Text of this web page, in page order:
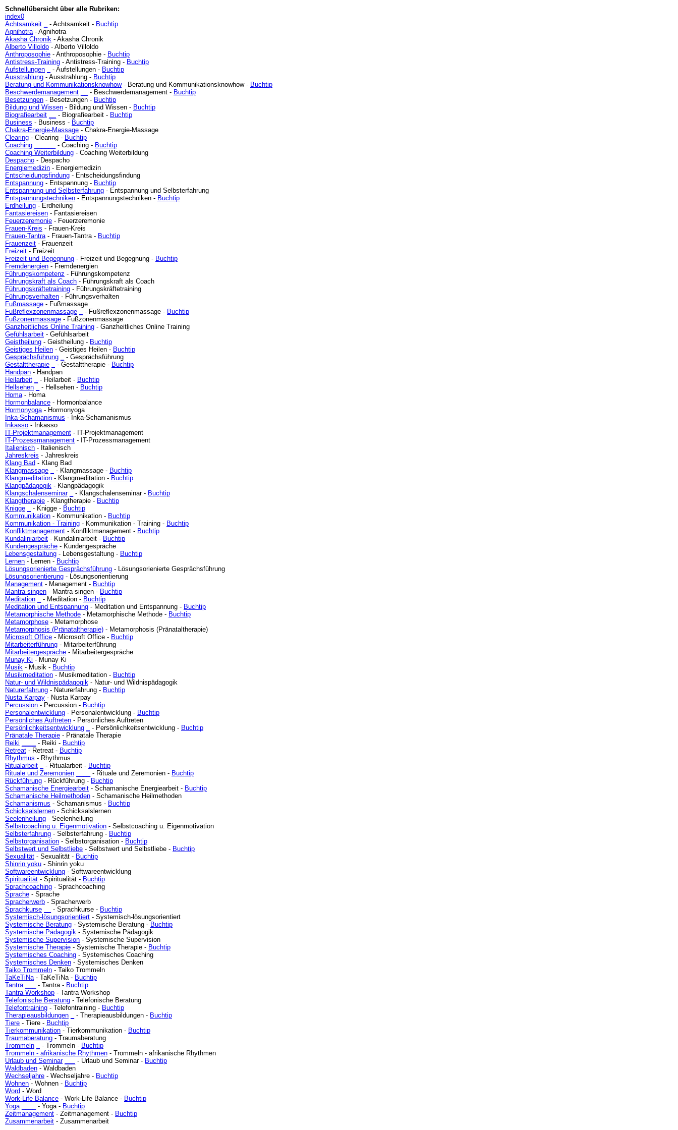
Schnellübersicht über alle Rubriken:
index0
Achtsamkeit
- Achtsamkeit - Buchtip
Agnihotra- Agnihotra
Akasha Chronik - Akasha Chronik
Alberto Villoldo - Alberto Villoldo
Anthroposophie - Anthroposophie - Buchtip
Antistress-Training - Antistress-Training - Buchtip
Aufstellungen
- Aufstellungen - Buchtip
Ausstrahlung - Ausstrahlung - Buchtip
Beratung und Kommunikationsknowhow- Beratung und Kommunikationsknowhow - Buchtip
Beschwerdemanagement
- Beschwerdemanagement - Buchtip
Besetzungen - Besetzungen - Buchtip
Bildung und Wissen - Bildung und Wissen - Buchtip
Biografiearbeit
- Biografiearbeit - Buchtip
Business - Business - Buchtip
Chakra-Energie-Massage - Chakra-Energie-Massage
Clearing - Clearing - Buchtip
Coaching
- Coaching - Buchtip
Coaching Weiterbildung - Coaching Weiterbildung
Despacho - Despacho
Energiemedizin - Energiemedizin
Entscheidungsfindung - Entscheidungsfindung
Entspannung - Entspannung - Buchtip
Entspannung und Selbsterfahrung - Entspannung und Selbsterfahrung
Entspannungstechniken - Entspannungstechniken - Buchtip
Erdheilung - Erdheilung
Fantasiereisen - Fantasiereisen
Feuerzeremonie - Feuerzeremonie
Frauen-Kreis - Frauen-Kreis
Frauen-Tantra- Frauen-Tantra - Buchtip
Frauenzeit - Frauenzeit
Freizeit - Freizeit
Freizeit und Begegnung - Freizeit und Begegnung - Buchtip
Fremdenergien - Fremdenergien
Führungskompetenz - Führungskompetenz
Führungskraft als Coach - Führungskraft als Coach
Führungskräftetraining - Führungskräftetraining
Führungsverhalten - Führungsverhalten
Fußmassage - Fußmassage
Fußreflexzonenmassage
- Fußreflexzonenmassage - Buchtip
Fußzonenmassage - Fußzonenmassage
Ganzheitliches Online Training - Ganzheitliches Online Training
Gefühlsarbeit - Gefühlsarbeit
Geistheilung - Geistheilung - Buchtip
Geistiges Heilen - Geistiges Heilen - Buchtip
Gesprächsführung
- Gesprächsführung
Gestalttherapie
- Gestalttherapie - Buchtip
Handpan - Handpan
Heilarbeit
- Heilarbeit - Buchtip
Hellsehen
- Hellsehen - Buchtip
Homa- Homa
Hormonbalance - Hormonbalance
Hormonyoga- Hormonyoga
Inka-Schamanismus - Inka-Schamanismus
Inkasso - Inkasso
IT-Projektmanagement - IT-Projektmanagement
IT-Prozessmanagement - IT-Prozessmanagement
Italienisch - Italienisch
Jahreskreis - Jahreskreis
Klang Bad - Klang Bad
Klangmassage
- Klangmassage - Buchtip
Klangmeditation - Klangmeditation - Buchtip
Klangpädagogik - Klangpädagogik
Klangschalenseminar
- Klangschalenseminar - Buchtip
Klangtherapie - Klangtherapie - Buchtip
Knigge
- Knigge - Buchtip
Kommunikation - Kommunikation - Buchtip
Kommunikation - Training - Kommunikation - Training - Buchtip
Konfliktmanagement - Konfliktmanagement - Buchtip
Kundaliniarbeit - Kundaliniarbeit - Buchtip
Kundengespräche - Kundengespräche
Lebensgestaltung - Lebensgestaltung - Buchtip
Lernen - Lernen - Buchtip
Lösungsorienierte Gesprächsführung - Lösungsorienierte Gesprächsführung
Lösungsorientierung - Lösungsorientierung
Management - Management - Buchtip
Mantra singen - Mantra singen - Buchtip
Meditation
- Meditation - Buchtip
Meditation und Entspannung - Meditation und Entspannung - Buchtip
Metamorphische Methode - Metamorphische Methode - Buchtip
Metamorphose - Metamorphose
Metamorphosis (Pränataltherapie) - Metamorphosis (Pränataltherapie)
Microsoft Office - Microsoft Office - Buchtip
Mitarbeiterführung - Mitarbeiterführung
Mitarbeitergespräche - Mitarbeitergespräche
Munay Ki - Munay Ki
Musik - Musik - Buchtip
Musikmeditation - Musikmeditation - Buchtip
Natur- und Wildnispädagogik - Natur- und Wildnispädagogik
Naturerfahrung - Naturerfahrung - Buchtip
Nusta Karpay - Nusta Karpay
Percussion - Percussion - Buchtip
Personalentwicklung - Personalentwicklung - Buchtip
Persönliches Auftreten - Persönliches Auftreten
Persönlichkeitsentwicklung
- Persönlichkeitsentwicklung - Buchtip
Pränatale Therapie - Pränatale Therapie
Reiki
- Reiki - Buchtip
Retreat - Retreat - Buchtip
Rhythmus - Rhythmus
Ritualarbeit
- Ritualarbeit - Buchtip
Rituale und Zeremonien
- Rituale und Zeremonien - Buchtip
Rückführung - Rückführung - Buchtip
Schamanische Energiearbeit - Schamanische Energiearbeit - Buchtip
Schamanische Heilmethoden - Schamanische Heilmethoden
Schamanismus - Schamanismus - Buchtip
Schicksalslernen - Schicksalslernen
Seelenheilung - Seelenheilung
Selbstcoaching u. Eigenmotivation - Selbstcoaching u. Eigenmotivation
Selbsterfahrung - Selbsterfahrung - Buchtip
Selbstorganisation - Selbstorganisation - Buchtip
Selbstwert und Selbstliebe - Selbstwert und Selbstliebe - Buchtip
Sexualität - Sexualität - Buchtip
Shinrin yoku - Shinrin yoku
Softwareentwicklung - Softwareentwicklung
Spiritualität - Spiritualität - Buchtip
Sprachcoaching - Sprachcoaching
Sprache - Sprache
Spracherwerb - Spracherwerb
Sprachkurse
- Sprachkurse - Buchtip
Systemisch-lösungsorientiert - Systemisch-lösungsorientiert
Systemische Beratung - Systemische Beratung - Buchtip
Systemische Pädagogik - Systemische Pädagogik
Systemische Supervision - Systemische Supervision
Systemische Therapie - Systemische Therapie - Buchtip
Systemisches Coaching - Systemisches Coaching
Systemisches Denken - Systemisches Denken
Taiko Trommeln - Taiko Trommeln
TaKeTiNa- TaKeTiNa - Buchtip
Tantra
- Tantra - Buchtip
Tantra Workshop - Tantra Workshop
Telefonische Beratung - Telefonische Beratung
Telefontraining - Telefontraining - Buchtip
Therapieausbildungen
- Therapieausbildungen - Buchtip
Tiere - Tiere - Buchtip
Tierkommunikation - Tierkommunikation - Buchtip
Traumaberatung - Traumaberatung
Trommeln
- Trommeln - Buchtip
Trommeln - afrikanische Rhythmen - Trommeln - afrikanische Rhythmen
Urlaub und Seminar
- Urlaub und Seminar - Buchtip
Waldbaden - Waldbaden
Wechseljahre - Wechseljahre - Buchtip
Wohnen - Wohnen - Buchtip
Word - Word
Work-Life Balance - Work-Life Balance - Buchtip
Yoga
- Yoga - Buchtip
Zeitmanagement - Zeitmanagement - Buchtip
Zusammenarbeit - Zusammenarbeit